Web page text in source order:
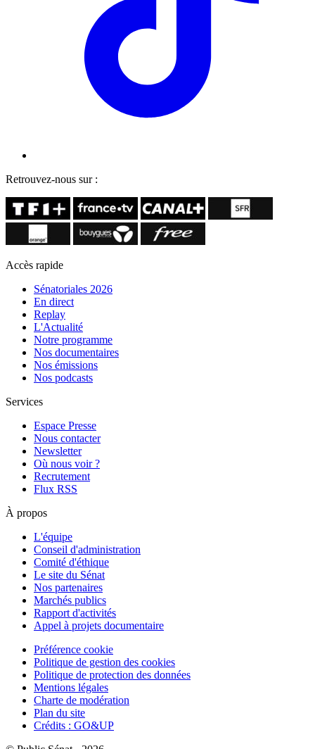
Retrouvez-nous sur :
Accès rapide
Sénatoriales 2026
En direct
Replay
L'Actualité
Notre programme
Nos documentaires
Nos émissions
Nos podcasts
Services
Espace Presse
Nous contacter
Newsletter
Où nous voir ?
Recrutement
Flux RSS
À propos
L'équipe
Conseil d'administration
Comité d'éthique
Le site du Sénat
Nos partenaires
Marchés publics
Rapport d'activités
Appel à projets documentaire
Préférence cookie
Politique de gestion des cookies
Politique de protection des données
Mentions légales
Charte de modération
Plan du site
Crédits : GO&UP